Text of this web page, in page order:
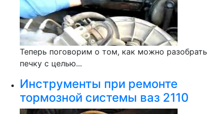
Теперь поговорим о том, как можно разобрать
печку с целью...
Инструменты при ремонте
тормозной системы ваз 2110